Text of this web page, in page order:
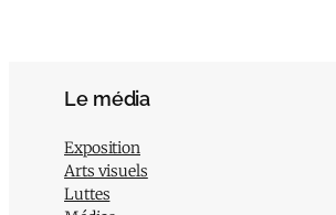
Le média
Exposition
Arts visuels
Luttes